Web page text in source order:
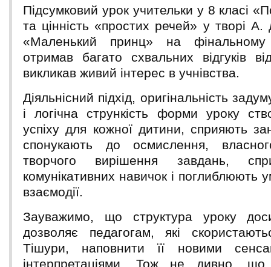
Підсумковий урок учительки у 8 класі
та цінність «простих речей» у творі
«Маленький принц» на фінальному
отримав багато схвальних відгуків
викликав живий інтерес в учнівства.
Діяльнісний підхід, оригінальність
і логічна стрункість форми уроку
успіху для кожної дитини, сприяють
спонукають до осмислення,
творчого вирішення завдань,
комунікативних навичок і поглиблюють
взаємодії.
Зауважимо, що структура уроку
дозволяє педагогам, які
Тішури, наповнити її новими
інтерпретаціями. Тож не дивно, що